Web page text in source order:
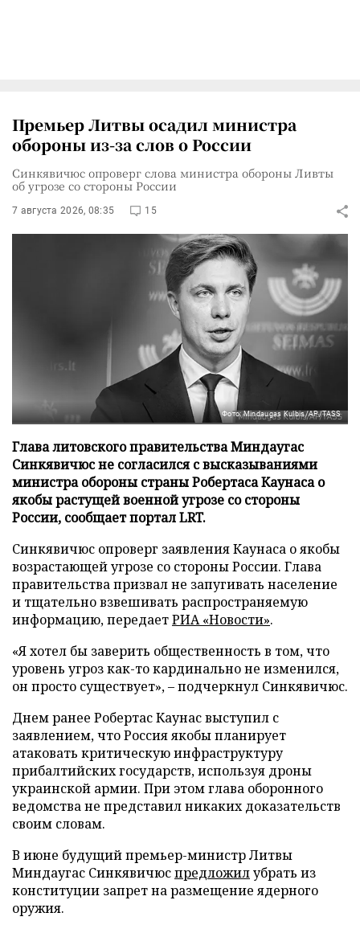
Премьер Литвы осадил министра
обороны из-за слов о России
Синкявичюс опроверг слова министра обороны Ливты
об угрозе со стороны России
7 августа 2026, 08:35 15
Фото: Mindaugas Kulbis/AP/TASS
Глава литовского правительства Миндаугас
Синкявичюс не согласился с высказываниями
министра обороны страны Робертаса Каунаса о
якобы растущей военной угрозе со стороны
России, сообщает портал LRT.
Синкявичюс опроверг заявления Каунаса о якобы
возрастающей угрозе со стороны России. Глава
правительства призвал не запугивать население
и тщательно взвешивать распространяемую
информацию, передаетРИА «Новости».
«Я хотел бы заверить общественность в том, что
уровень угроз как-то кардинально не изменился,
он просто существует», – подчеркнул Синкявичюс.
Днем ранее Робертас Каунас выступил с
заявлением, что Россия якобы планирует
атаковать критическую инфраструктуру
прибалтийских государств, используя дроны
украинской армии. При этом глава оборонного
ведомства не представил никаких доказательств
своим словам.
В июне будущий премьер-министр Литвы
Миндаугас Синкявичюспредложилубрать из
конституции запрет на размещение ядерного
оружия.